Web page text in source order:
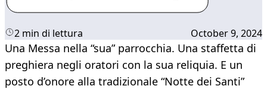
2 min di lettura October 9, 2024
Una Messa nella “sua” parrocchia. Una staffetta di
preghiera negli oratori con la sua reliquia. E un
posto d’onore alla tradizionale “Notte dei Santi”